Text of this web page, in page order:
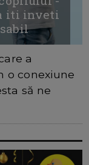
iti inveti
a
o conexiune
să ne